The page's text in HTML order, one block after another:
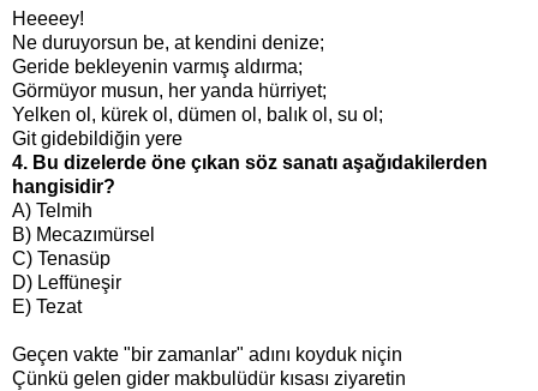
Heeeey!
Ne duruyorsun be, at kendini denize;
Geride bekleyenin varmış aldırma;
Görmüyor musun, her yanda hürriyet;
Yelken ol, kürek ol, dümen ol, balık ol, su ol;
Git gidebildiğin yere
4. Bu dizelerde öne çıkan söz sanatı aşağıdakilerden
hangisidir?
A) Telmih
B) Mecazımürsel
C) Tenasüp
D) Leffüneşir
E) Tezat
Geçen vakte "bir zamanlar" adını koyduk niçin
Çünkü gelen gider makbulüdür kısası ziyaretin